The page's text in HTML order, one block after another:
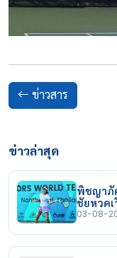
ข่าวสาร
ข่าวล่าสุด
พิชญาภั
ชัยหวดเ
03-08-